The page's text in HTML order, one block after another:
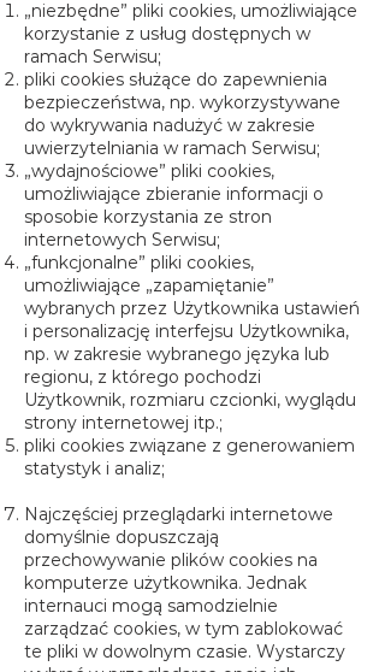
„niezbędne” pliki cookies, umożliwiające
korzystanie z usług dostępnych w
ramach Serwisu;
pliki cookies służące do zapewnienia
bezpieczeństwa, np. wykorzystywane
do wykrywania nadużyć w zakresie
uwierzytelniania w ramach Serwisu;
„wydajnościowe” pliki cookies,
umożliwiające zbieranie informacji o
sposobie korzystania ze stron
internetowych Serwisu;
„funkcjonalne” pliki cookies,
umożliwiające „zapamiętanie”
wybranych przez Użytkownika ustawień
i personalizację interfejsu Użytkownika,
np. w zakresie wybranego języka lub
regionu, z którego pochodzi
Użytkownik, rozmiaru czcionki, wyglądu
strony internetowej itp.;
pliki cookies związane z generowaniem
statystyk i analiz;
Najczęściej przeglądarki internetowe
domyślnie dopuszczają
przechowywanie plików cookies na
komputerze użytkownika. Jednak
internauci mogą samodzielnie
zarządzać cookies, w tym zablokować
te pliki w dowolnym czasie. Wystarczy